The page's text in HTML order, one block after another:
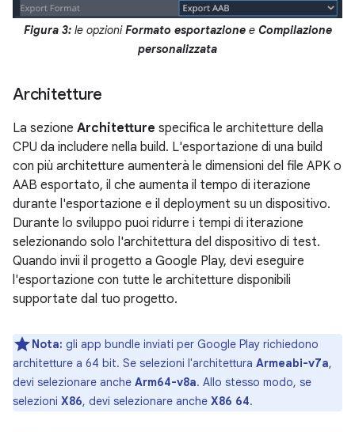
Figura 3: le opzioniFormato esportazionee Compilazione
personalizzata
Architetture
La sezione Architetture specifica le architetture della
CPU da includere nella build. L'esportazione di una build
con più architetture aumenterà le dimensioni del file APK o
AAB esportato, il che aumenta il tempo di iterazione
durante l'esportazione e il deployment su un dispositivo.
Durante lo sviluppo puoi ridurre i tempi di iterazione
selezionando solo l'architettura del dispositivo di test.
Quando invii il progetto a Google Play, devi eseguire
l'esportazione con tutte le architetture disponibili
supportate dal tuo progetto.
Nota: gli app bundle inviati per Google Play richiedono
architetture a 64 bit. Se selezioni l'architettura Armeabi-v7a,
devi selezionare anche Arm64-v8a. Allo stesso modo, se
selezioni X86, devi selezionare anche X86 64.